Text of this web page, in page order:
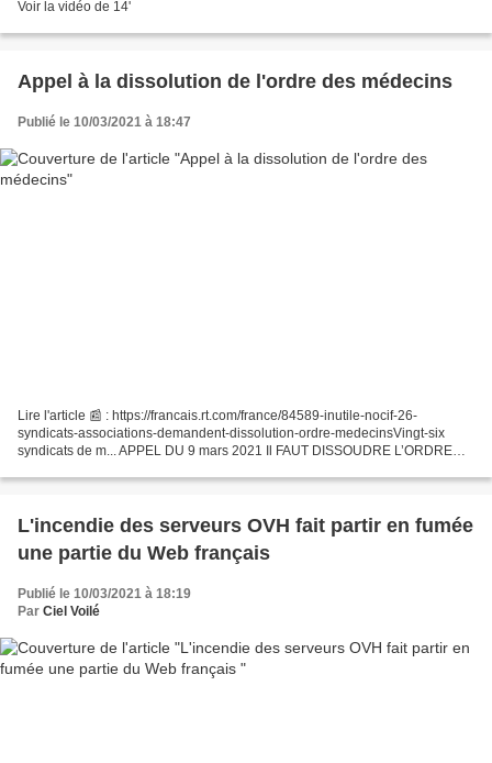
Voir la vidéo de 14'
Appel à la dissolution de l'ordre des médecins
Publié le 10/03/2021 à 18:47
Lire l'article 📰 : https://francais.rt.com/france/84589-inutile-nocif-26-
syndicats-associations-demandent-dissolution-ordre-medecinsVingt-six
syndicats de m... APPEL DU 9 mars 2021 Il FAUT DISSOUDRE L’ORDRE
L'incendie des serveurs OVH fait partir en fumée
une partie du Web français
Publié le 10/03/2021 à 18:19
Par Ciel Voilé